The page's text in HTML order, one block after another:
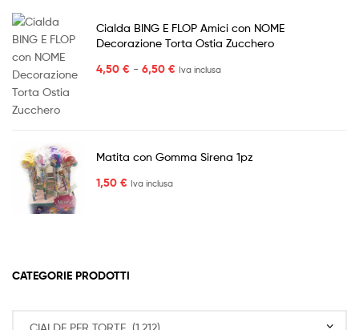
Cialda BING E FLOP Amici con NOME
Decorazione Torta Ostia Zucchero
4,50 € - 6,50 € Fascia
a
Iva inclusa
Matita con Gomma Sirena 1pz
1,50 € Iva inclusa
CATEGORIE PRODOTTI